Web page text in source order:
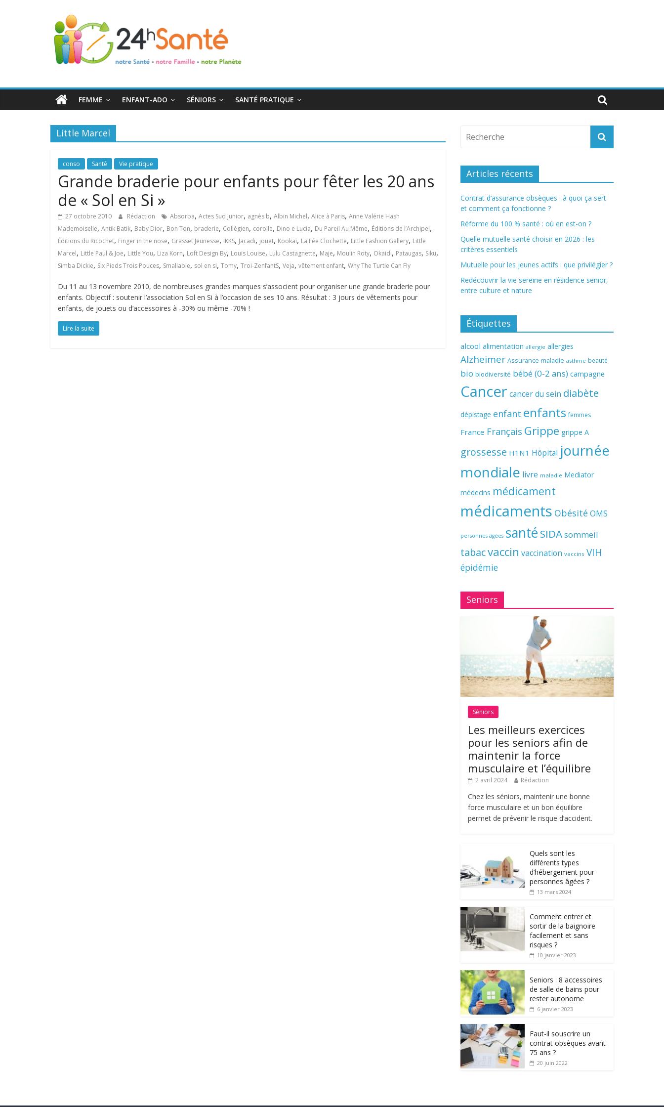
24h
Santé
toute
famille
FEMME ENFANT-ADO SÉNIORS SANTÉ PRATIQUE
Little Marcel
conso Santé Vie pratique
Grande braderie pour enfants pour fêter les 20 ans
de « Sol en Si »
27 octobre 2010 Rédaction Absorba, Actes Sud Junior, agnès b, Albin Michel, Alice à Paris, Anne Valérie Hash
Mademoiselle, Antik Batik, Baby Dior, Bon Ton, braderie, Collégien, corolle, Dino e Lucia, Du Pareil Au Même, Éditions de l’Archipel,
Éditions du Ricochet, Finger in the nose, Grasset Jeunesse, IKKS, Jacadi, jouet, Kookaï, La Fée Clochette, Little Fashion Gallery, Little
Marcel, Little Paul & Joe, Little You, Liza Korn, Loft Design By, Louis Louise, Lulu Castagnette, Maje, Moulin Roty, Okaidi, Pataugas, Siku,
Simba Dickie, Six Pieds Trois Pouces, Smallable, sol en si, Tomy, Troi-ZenfantS, Veja, vêtement enfant, Why The Turtle Can Fly
Du 11 au 13 novembre 2010, de nombreuses grandes marques s’associent pour organiser une grande braderie pour
enfants. Objectif : soutenir l’association Sol en Si à l’occasion de ses 10 ans. Résultat : 3 jours de vêtements pour
enfants, de jouets ou d’accessoires à -30% ou même -70% !
Lire la suite
Articles récents
Contrat d’assurance obsèques : à quoi ça sert
et comment ça fonctionne ?
Réforme du 100 % santé : où en est-on ?
Quelle mutuelle santé choisir en 2026 : les
critères essentiels
Mutuelle pour les jeunes actifs : que privilégier ?
Redécouvrir la vie sereine en résidence senior,
entre culture et nature
Étiquettes
alcool alimentation allergie allergies
Alzheimer Assurance-maladie asthme beauté
bio biodiversité bébé (0-2 ans) campagne
Cancer cancer du sein diabète
dépistage enfant enfants femmes
France Français Grippe grippe A
grossesse H1N1 Hôpital journée
mondiale livre maladie Mediator
médecins médicament
médicaments Obésité OMS
personnes âgées santé SIDAsommeil
tabacvaccin vaccination vaccins VIH
épidémie
Seniors
Séniors
Les meilleurs exercices
pour les seniors afin de
maintenir la force
musculaire et l’équilibre
2 avril 2024 Rédaction
Chez les séniors, maintenir une bonne
force musculaire et un bon équilibre
permet de prévenir le risque d’accident.
Quels sont les
différents types
d’hébergement pour
personnes âgées ?
13 mars 2024
Comment entrer et
sortir de la baignoire
facilement et sans
risques ?
10 janvier 2023
Seniors : 8 accessoires
de salle de bains pour
rester autonome
6 janvier 2023
Faut-il souscrire un
contrat obsèques avant
75 ans ?
20 juin 2022